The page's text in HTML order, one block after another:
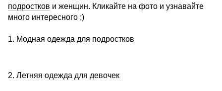
подростков и женщин. Кликайте на фото и узнавайте
много интересного ;)
1. Модная одежда для подростков
2. Летняя одежда для девочек